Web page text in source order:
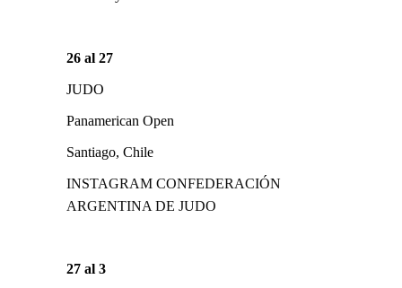
26 al 27
JUDO
Panamerican Open
Santiago, Chile
INSTAGRAM CONFEDERACIÓN
ARGENTINA DE JUDO
27 al 3